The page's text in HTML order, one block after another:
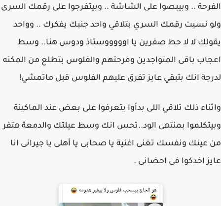
الفرحة .. وبيبصوا على الشاشة .. وبيتفرجوا على رقمك السرى
ولو نسيت رقمك السري بتلاقي واحد جنبك يفكرك .. وواحد
يقولك لا لا حط صفرين يا اوووووستاذ ودوس هنا.. وسط
اعجاب باقى المتواجدين وفرحتهم والفلوس بتطلع من المكنه
لدرجة انك بتبقي عايز تفرق عليهم الفلوس قبل ماتمشي!
واثناء ذلك تلاقي اللى بدأوا يتعرفوا على بعض عند الماكينة
وبيتكلموا بمنتهى الود..تحس انك وسط عيلتك والدمعة هتفر
من عينك ونفسك تغنى اغنية يا صحابى يا أهلى يا جيرانى انا
عايز اخدكوا فى احضانى .